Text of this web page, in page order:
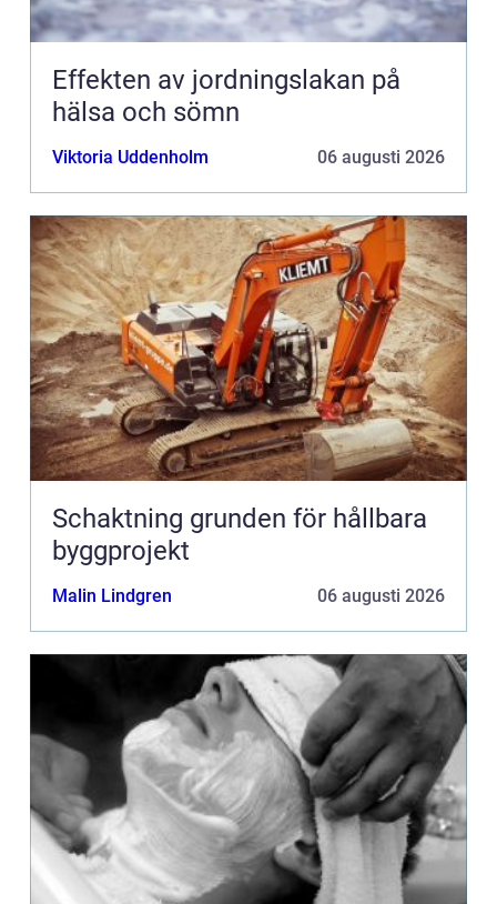
Effekten av jordningslakan på
hälsa och sömn
Viktoria Uddenholm 06 augusti 2026
Schaktning grunden för hållbara
byggprojekt
Malin Lindgren 06 augusti 2026